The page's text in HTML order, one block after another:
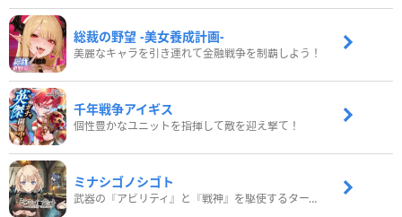
総裁の野望 -美女養成計画-
美麗なキャラを引き連れて金融戦争を制覇しよう！
千年戦争アイギス
個性豊かなユニットを指揮して敵を迎え撃て！
ミナシゴノシゴト
武器の『アビリティ』と『戦神』を駆使するターン制コマンドバトルRPG！